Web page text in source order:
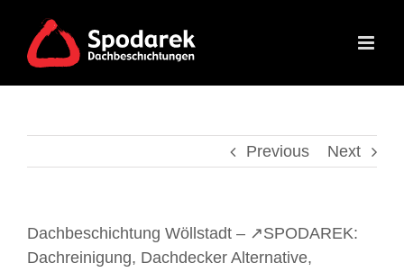
content
Previous Next
Dachbeschichtung Wöllstadt – ↗️SPODAREK:
Dachreinigung, Dachdecker Alternative,